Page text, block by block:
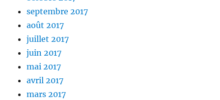
septembre 2017
août 2017
juillet 2017
juin 2017
mai 2017
avril 2017
mars 2017